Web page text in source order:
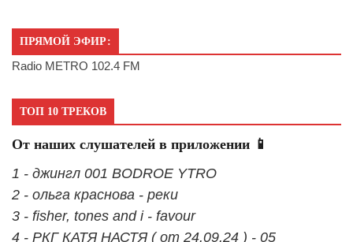
ПРЯМОЙ ЭФИР:
Radio METRO 102.4 FM
ТОП 10 ТРЕКОВ
От наших слушателей в приложении 📱
1 - джингл 001 BODROE YTRO
2 - ольга краснова - реки
3 - fisher, tones and i - favour
4 - РКГ КАТЯ НАСТЯ ( от 24.09.24 ) - 05